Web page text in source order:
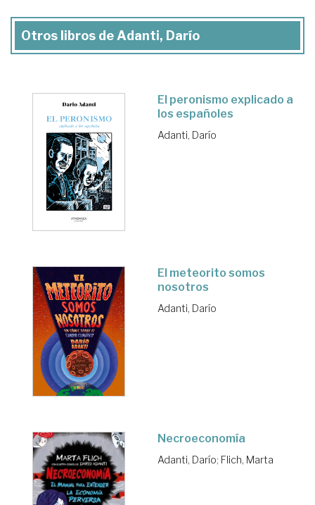
Otros libros de Adanti, Darío
El peronismo explicado a
los españoles
Adanti, Darío
El meteorito somos
nosotros
Adanti, Darío
Necroeconomía
Adanti, Darío; Flich, Marta